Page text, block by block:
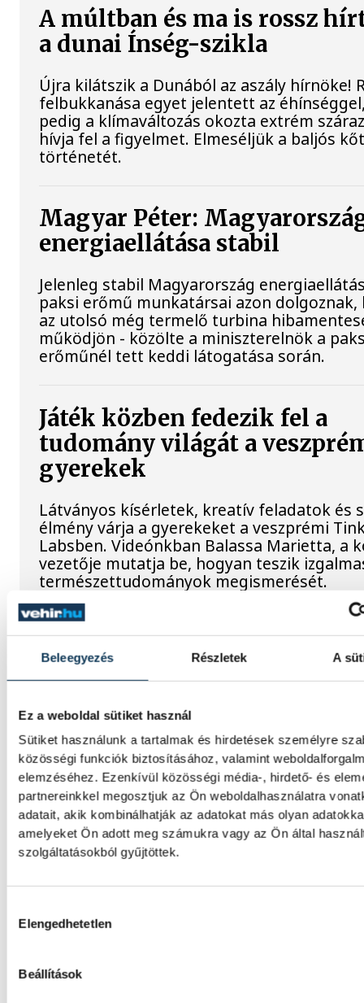
Beleegyezés Részletek A
Ez a weboldal sütiket használ
Sütiket használunk a tartalmak és hirdetések személyre
közösségi funkciók biztosításához, valamint
elemzéséhez. Ezenkívül közösségi média-, hirdető- és
partnereinkkel megosztjuk az Ön weboldalhasználatra
adatait, akik kombinálhatják az adatokat más olyan
amelyeket Ön adott meg számukra vagy az Ön által
szolgáltatásokból gyűjtöttek.
Elengedhetetlen
Beállítások
A múltban és ma is rossz
a dunai Ínség-szikla
Újra kilátszik a Dunából az aszály hírnöke!
felbukkanása egyet jelentett az
pedig a klímaváltozás okozta extrém
hívja fel a figyelmet. Elmeséljük a baljós
történetét.
Magyar Péter:
energiaellátása stabil
Jelenleg stabil Magyarország
paksi erőmű munkatársai azon dolgoznak,
az utolsó még termelő turbina
működjön - közölte a miniszterelnök a
erőműnél tett keddi látogatása során.
Játék közben fedezik fel a
tudomány világát a
gyerekek
Látványos kísérletek, kreatív feladatok és
élmény várja a gyerekeket a veszprémi
Labsben. Videónkban Balassa Marietta, a
vezetője mutatja be, hogyan teszik
természettudományok megismerését.
SPORT
A gólok mellett a könnyek
potyogtak – Gasper Marguc
elköszönt Veszprémtől
Érzelmekben és gólokban gazdag
láthatott a veszprémi közönség péntek
fölényesen nyert a szlovén RK Celje ellen,
azonban Gasper Marguc búcsúja miatt
utoljára öltötte magára a bakonyiak 24-es